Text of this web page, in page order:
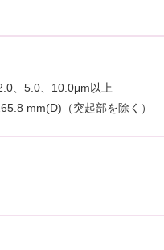
、5.0、10.0μm以上
mm(D)（突起部を除く）